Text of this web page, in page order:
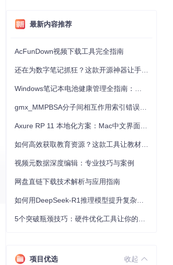
最新内容推荐
AcFunDown视频下载工具完全指南
视频元数据深度编辑：专业技巧与案例
网盘直链下载技术解析与应用指南
项目优选 收起